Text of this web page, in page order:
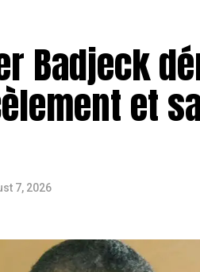
Badjeck
et
7, 2026